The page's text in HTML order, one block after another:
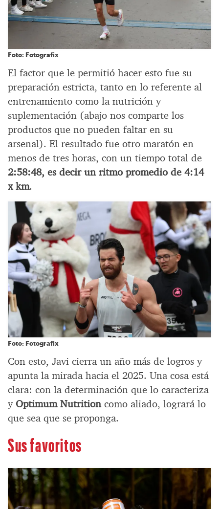
Foto: Fotografix
El factor que le permitió hacer esto fue su
preparación estricta, tanto en lo referente al
entrenamiento como la nutrición y
suplementación (abajo nos comparte los
productos que no pueden faltar en su
arsenal). El resultado fue otro maratón en
menos de tres horas, con un tiempo total de
2:58:48, es decir un ritmo promedio de 4:14
x km.
Foto: Fotografix
Con esto, Javi cierra un año más de logros y
apunta la mirada hacia el 2025. Una cosa está
clara: con la determinación que lo caracteriza
y Optimum Nutritioncomo aliado, logrará lo
que sea que se proponga.
Sus favoritos